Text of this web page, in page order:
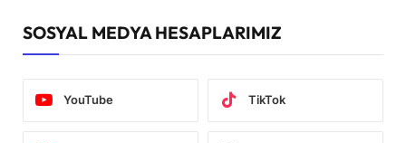
SOSYAL MEDYA HESAPLARIMIZ
YouTube TikTok